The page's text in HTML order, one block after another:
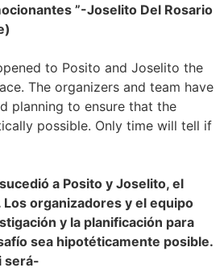
”-Joselito Del Rosario
to Posito and Joselito the
The organizers and team have
planning to ensure that the
possible. Only time will tell if
a Posito y Joselito, el
organizadores y el equipo
y la planificación para
sea hipotéticamente posible.
será-